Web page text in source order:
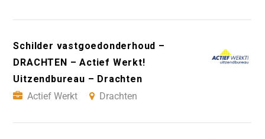
Schilder vastgoedonderhoud –
DRACHTEN – Actief Werkt!
Uitzendbureau – Drachten
Actief Werkt
Drachten